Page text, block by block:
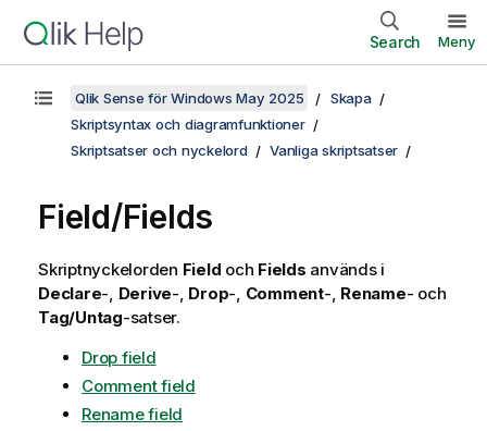
Search Meny
Qlik Sense för Windows May 2025
Skapa
Skriptsyntax och diagramfunktioner
Skriptsatser och nyckelord
Vanliga skriptsatser
Field/Fields
Skriptnyckelorden Field och Fields används i
Declare-, Derive-, Drop-, Comment-, Rename- och
Tag/Untag-satser.
Drop field
Comment field
Rename field